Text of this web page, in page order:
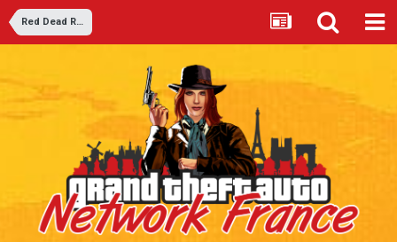
Red Dead Redemption 2